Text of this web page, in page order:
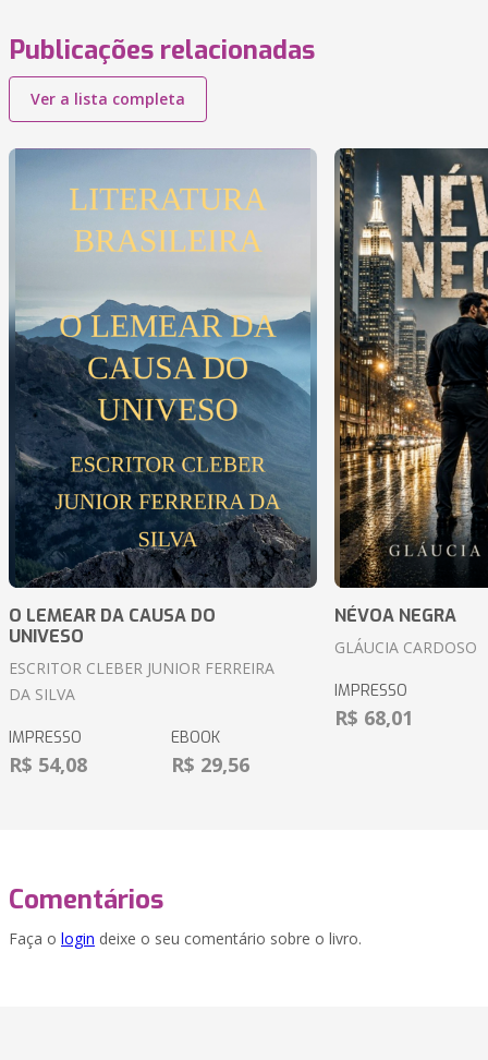
Publicações relacionadas
Ver a lista completa
O LEMEAR DA CAUSA DO
UNIVESO
ESCRITOR CLEBER JUNIOR FERREIRA
DA SILVA
IMPRESSO
R$ 54,08
EBOOK
R$ 29,56
NÉVOA NEGRA
GLÁUCIA CARDOSO
IMPRESSO
R$ 68,01
Comentários
Faça o login deixe o seu comentário sobre o livro.